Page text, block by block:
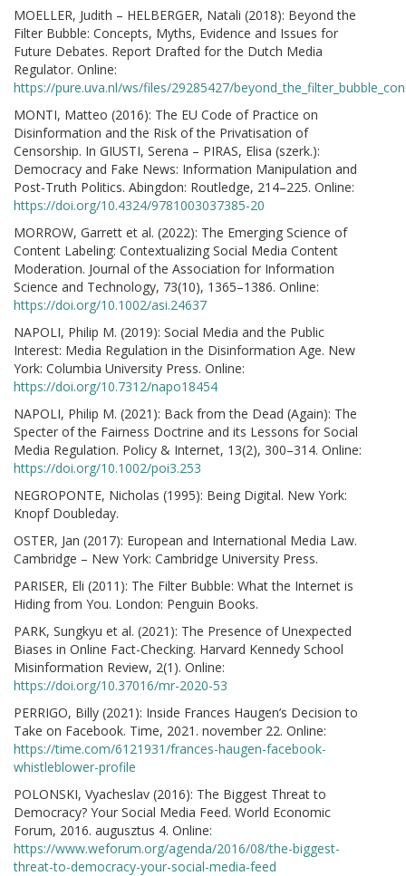
MOELLER, Judith – HELBERGER, Natali (2018): Beyond the
Filter Bubble: Concepts, Myths, Evidence and Issues for
Future Debates. Report Drafted for the Dutch Media
Regulator. Online:
https://pure.uva.nl/ws/files/29285427/
MONTI, Matteo (2016): The EU Code of Practice on
Disinformation and the Risk of the Privatisation of
Censorship. In GIUSTI, Serena – PIRAS, Elisa (szerk.):
Democracy and Fake News: Information Manipulation and
Post-Truth Politics. Abingdon: Routledge, 214–225. Online:
https://doi.org/10.4324/9781003037385-20
MORROW, Garrett et al. (2022): The Emerging Science of
Content Labeling: Contextualizing Social Media Content
Moderation. Journal of the Association for Information
Science and Technology, 73(10), 1365–1386. Online:
https://doi.org/10.1002/asi.24637
NAPOLI, Philip M. (2019): Social Media and the Public
Interest: Media Regulation in the Disinformation Age. New
York: Columbia University Press. Online:
https://doi.org/10.7312/napo18454
NAPOLI, Philip M. (2021): Back from the Dead (Again): The
Specter of the Fairness Doctrine and its Lessons for Social
Media Regulation. Policy & Internet, 13(2), 300–314. Online:
https://doi.org/10.1002/poi3.253
NEGROPONTE, Nicholas (1995): Being Digital. New York:
Knopf Doubleday.
OSTER, Jan (2017): European and International Media Law.
Cambridge – New York: Cambridge University Press.
PARISER, Eli (2011): The Filter Bubble: What the Internet is
Hiding from You. London: Penguin Books.
PARK, Sungkyu et al. (2021): The Presence of Unexpected
Biases in Online Fact-Checking. Harvard Kennedy School
Misinformation Review, 2(1). Online:
https://doi.org/10.37016/mr-2020-53
PERRIGO, Billy (2021): Inside Frances Haugen’s Decision to
Take on Facebook. Time, 2021. november 22. Online:
https://time.com/6121931/frances-haugen-facebook-
whistleblower-profile
POLONSKI, Vyacheslav (2016): The Biggest Threat to
Democracy? Your Social Media Feed. World Economic
Forum, 2016. augusztus 4. Online:
https://www.weforum.org/agenda/2016/08/the-biggest-
threat-to-democracy-your-social-media-feed